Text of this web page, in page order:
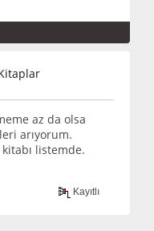
az da olsa
arıyorum.
listemde.
Kayıtlı